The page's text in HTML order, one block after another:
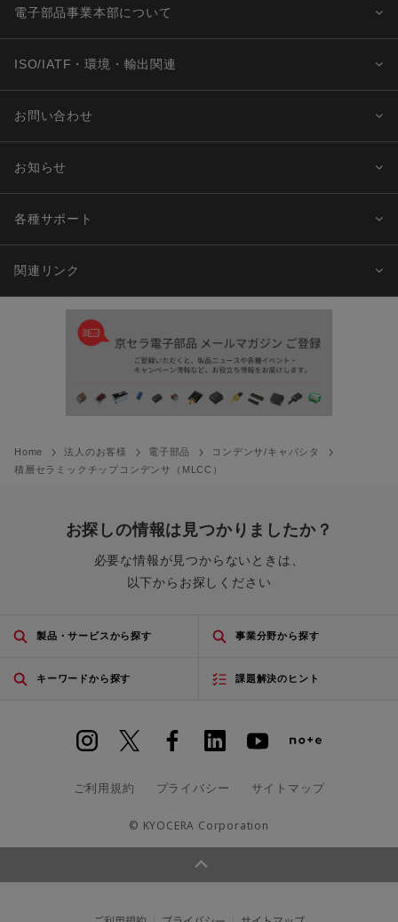
電子部品事業本部について
ISO/IATF・環境・輸出関連
お問い合わせ
お知らせ
各種サポート
関連リンク
Home 法人のお客様 電子部品
コンデンサ/キャパシタ
積層セラミックチップコンデンサ（MLCC）
お探しの情報は見つかりましたか？
必要な情報が見つからないときは、
以下からお探しください
製品・サービスから探す 事業分野から探す
キーワードから探す 課題解決のヒント
ご利用規約 プライバシー サイトマップ
© KYOCERA Corporation